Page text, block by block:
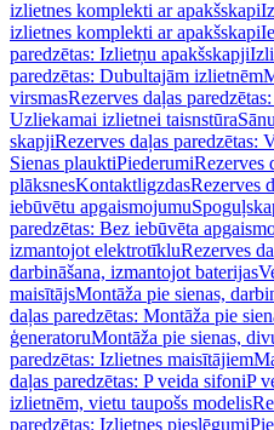
izlietnes komplekti ar apakšskapi
izlietnes komplekti ar apakšskapi
paredzētas: Izlietņu apakšskapji
paredzētas: Dubultajām izlietnēm
virsmasRezerves daļas
Uzliekamai izlietnei taisnstūra
skapjiRezerves daļas paredzētas:
Sienas plauktiPiederumiRezerves
plāksnesKontaktligzdasRezerves
iebūvētu apgaismojumu
paredzētas: Bez iebūvēta
izmantojot elektrotīkluRezerves
darbināšana, izmantojot baterijas
maisītājsMontāža pie sienas,
daļas paredzētas: Montāža pie
ģeneratoruMontāža pie sienas,
paredzētas: Izlietnes maisītājiem
daļas paredzētas: P veida sifoniP
izlietnēm, vietu taupošs modelis
paredzētas: Izlietnes pieslēgumi